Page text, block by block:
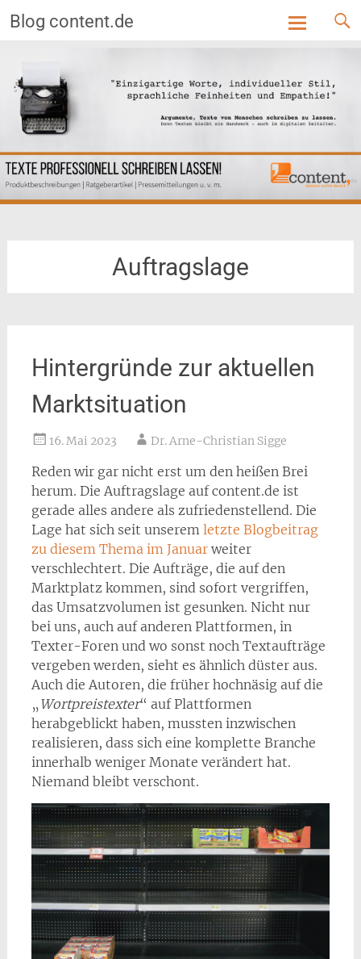
Blog content.de
Skip
content
Auftragslage
Hintergründe zur aktuellen
Marktsituation
16. Mai 2023 Dr. Arne-Christian Sigge
Reden wir gar nicht erst um den heißen Brei
herum. Die Auftragslage auf content.de ist
gerade alles andere als zufriedenstellend. Die
Lage hat sich seit unserem letzte Blogbeitrag
zu diesem Thema im Januarweiter
verschlechtert. Die Aufträge, die auf den
Marktplatz kommen, sind sofort vergriffen,
das Umsatzvolumen ist gesunken. Nicht nur
bei uns, auch auf anderen Plattformen, in
Texter-Foren und wo sonst noch Textaufträge
vergeben werden, sieht es ähnlich düster aus.
Auch die Autoren, die früher hochnäsig auf die
„ Wortpreistexter“ auf Plattformen
herabgeblickt haben, mussten inzwischen
realisieren, dass sich eine komplette Branche
innerhalb weniger Monate verändert hat.
Niemand bleibt verschont.